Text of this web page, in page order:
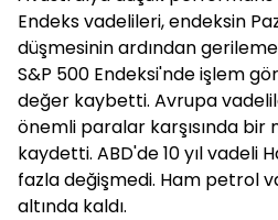
Endeks vadelileri, endeksin
düşmesinin ardından
S&P 500 Endeksi'nde işlem
değer kaybetti. Avrupa
önemli paralar karşısında bir
kaydetti. ABD'de 10 yıl vadeli
fazla değişmedi. Ham petrol
altında kaldı.